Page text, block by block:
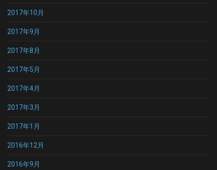
2017年10月
2017年9月
2017年8月
2017年5月
2017年4月
2017年3月
2017年1月
2016年12月
2016年9月